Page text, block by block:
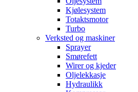
Kjølesystem
Totaktsmotor
Turbo
Verksted og maskiner
Sprayer
Smørefett
Wirer og kjeder
Oljelekkasje
Hydraulikk